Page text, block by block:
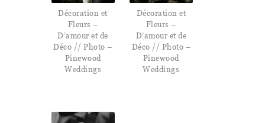
Décoration et
Fleurs –
D’amour et de
Déco // Photo –
Pinewood
Weddings
Décoration et
Fleurs –
D’amour et de
Déco // Photo –
Pinewood
Weddings